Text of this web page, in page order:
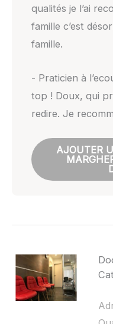
qualités je l’ai
famille c’est
famille.
- Praticien à
top ! Doux, qui
redire. Je
AJOUTER